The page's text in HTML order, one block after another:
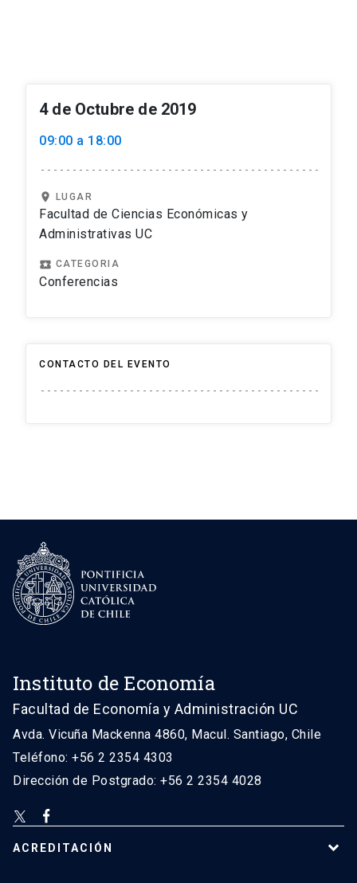
4 de Octubre de 2019
09:00 a 18:00
location_on LUGAR
Facultad de Ciencias Económicas y
Administrativas UC
local_play CATEGORIA
Conferencias
CONTACTO DEL EVENTO
Instituto de Economía
Facultad de Economía y Administración UC
Avda. Vicuña Mackenna 4860, Macul. Santiago, Chile
Teléfono: +56 2 2354 4303
Dirección de Postgrado: +56 2 2354 4028
ACREDITACIÓN